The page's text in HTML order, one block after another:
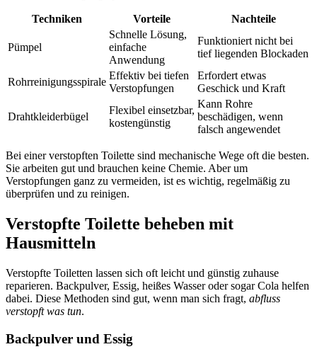
Techniken Vorteile Nachteile
Pümpel
Schnelle Lösung,
einfache
Anwendung
Funktioniert nicht bei
tief liegenden Blockaden
Rohrreinigungsspirale
Effektiv bei tiefen
Verstopfungen
Erfordert etwas
Geschick und Kraft
Drahtkleiderbügel
Flexibel einsetzbar,
kostengünstig
Kann Rohre
beschädigen, wenn
falsch angewendet
Bei einer verstopften Toilette sind mechanische Wege oft die besten.
Sie arbeiten gut und brauchen keine Chemie. Aber um
Verstopfungen ganz zu vermeiden, ist es wichtig, regelmäßig zu
überprüfen und zu reinigen.
Verstopfte Toilette beheben mit
Hausmitteln
Verstopfte Toiletten lassen sich oft leicht und günstig zuhause
reparieren. Backpulver, Essig, heißes Wasser oder sogar Cola helfen
dabei. Diese Methoden sind gut, wenn man sich fragt, abfluss
verstopft was tun.
Backpulver und Essig